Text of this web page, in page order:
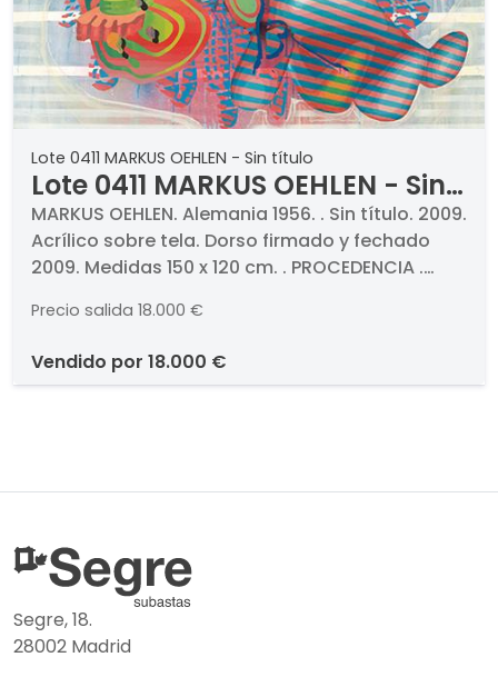
Lote 0411 MARKUS OEHLEN - Sin título
Lote 0411 MARKUS OEHLEN - Sin
título
MARKUS OEHLEN. Alemania 1956. . Sin título. 2009.
Acrílico sobre tela. Dorso firmado y fechado
2009. Medidas 150 x 120 cm. . PROCEDENCIA .
particular
Precio salida 18.000 €
vendido por 18.000 €
Segre, 18.
28002 Madrid